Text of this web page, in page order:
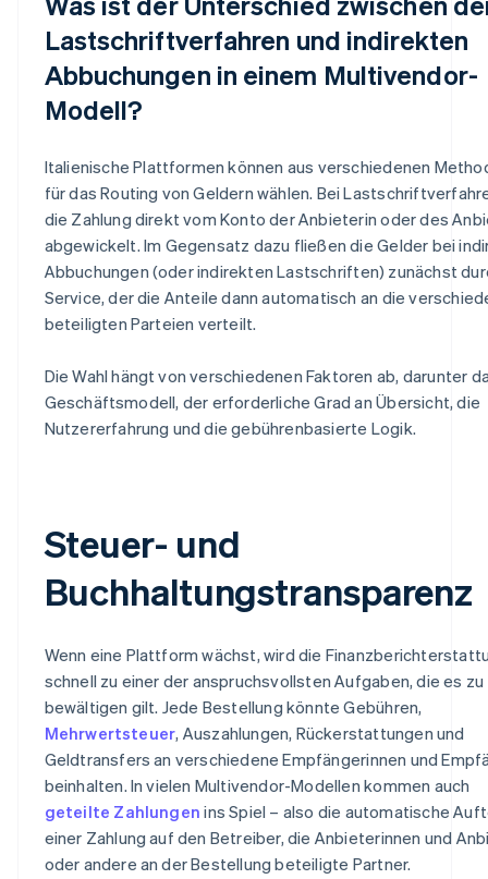
Lastschriftverfahren und indirekten
Abbuchungen in einem Multivendor-
Modell?
Italienische Plattformen können aus verschiedenen
für das Routing von Geldern wählen. Bei
die Zahlung direkt vom Konto der Anbieterin oder des
abgewickelt. Im Gegensatz dazu fließen die Gelder bei
Abbuchungen (oder indirekten Lastschriften) zunächst
Service, der die Anteile dann automatisch an die
beteiligten Parteien verteilt.
Die Wahl hängt von verschiedenen Faktoren ab, darunter
Geschäftsmodell, der erforderliche Grad an Übersicht, die
Nutzererfahrung und die gebührenbasierte Logik.
Steuer- und
Buchhaltungstransparenz
Wenn eine Plattform wächst, wird die
schnell zu einer der anspruchsvollsten Aufgaben, die es zu
bewältigen gilt. Jede Bestellung könnte Gebühren,
Mehrwertsteuer, Auszahlungen, Rückerstattungen und
Geldtransfers an verschiedene Empfängerinnen und
beinhalten. In vielen Multivendor-Modellen kommen auch
geteilte Zahlungen ins Spiel – also die automatische
einer Zahlung auf den Betreiber, die Anbieterinnen und
oder andere an der Bestellung beteiligte Partner.